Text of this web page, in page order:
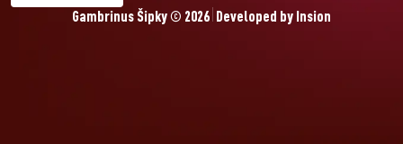
Gambrinus Šipky © 2026 Developed by Insion